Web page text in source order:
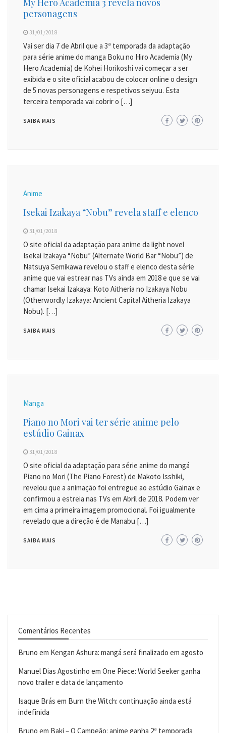
My Hero Academia 3 revela novos
personagens
31/01/2018
Vai ser dia 7 de Abril que a 3ª temporada da adaptação
para série anime do manga Boku no Hiro Academia (My
Hero Academia) de Kohei Horikoshi vai começar a ser
exibida e o site oficial acabou de colocar online o design
de 5 novas personagens e respetivos seiyuu. Esta
terceira temporada vai cobrir o […]
SAIBA MAIS
Anime
Isekai Izakaya “Nobu” revela staff e elenco
31/01/2018
O site oficial da adaptação para anime da light novel
Isekai Izakaya “Nobu” (Alternate World Bar “Nobu”) de
Natsuya Semikawa revelou o staff e elenco desta série
anime que vai estrear nas TVs ainda em 2018 e que se vai
chamar Isekai Izakaya: Koto Aitheria no Izakaya Nobu
(Otherwordly Izakaya: Ancient Capital Aitheria Izakaya
Nobu). […]
SAIBA MAIS
Manga
Piano no Mori vai ter série anime pelo
estúdio Gainax
31/01/2018
O site oficial da adaptação para série anime do mangá
Piano no Mori (The Piano Forest) de Makoto Isshiki,
revelou que a animação foi entregue ao estúdio Gainax e
confirmou a estreia nas TVs em Abril de 2018. Podem ver
em cima a primeira imagem promocional. Foi igualmente
revelado que a direção é de Manabu […]
SAIBA MAIS
Comentários Recentes
Bruno em Kengan Ashura: mangá será finalizado em agosto
Manuel Dias Agostinho em One Piece: World Seeker ganha
novo trailer e data de lançamento
Isaque Brás em Burn the Witch: continuação ainda está
indefinida
Bruno em Baki – O Campeão: anime ganha 2ª temporada